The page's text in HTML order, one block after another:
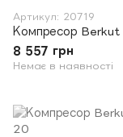
Артикул: 20719
Компресор Berkut
8 557 грн
Немає в наявності